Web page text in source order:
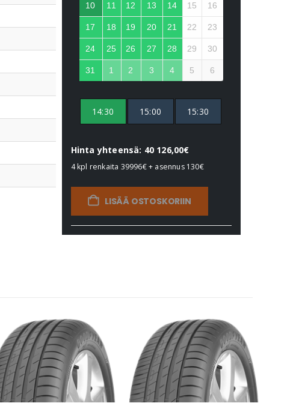
10 11 12 13 14 15 16
17 18 19 20 21 22 23
24 25 26 27 28 29 30
31 1 2 3 4 5 6
14:30 15:00 15:30
Hinta yhteensä: 40 126,00€
4 kpl renkaita 39996€+ asennus 130€
LISÄÄ OSTOSKORIIN